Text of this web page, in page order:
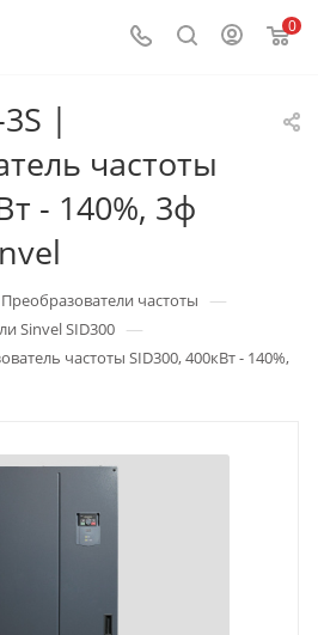
0
|
частоты
- 140%, 3ф
Преобразователи частоты —
Sinvel SID300 —
частоты SID300, 400кВт - 140%,